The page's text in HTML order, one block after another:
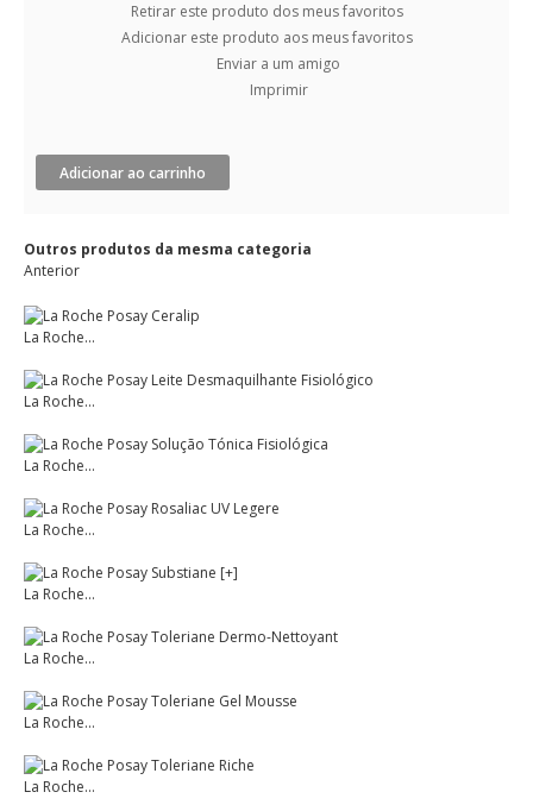
Retirar este produto dos meus favoritos
Adicionar este produto aos meus favoritos
Enviar a um amigo
Imprimir
Adicionar ao carrinho
Outros produtos da mesma categoria
Anterior
La Roche...
La Roche...
La Roche...
La Roche...
La Roche...
La Roche...
La Roche...
La Roche...